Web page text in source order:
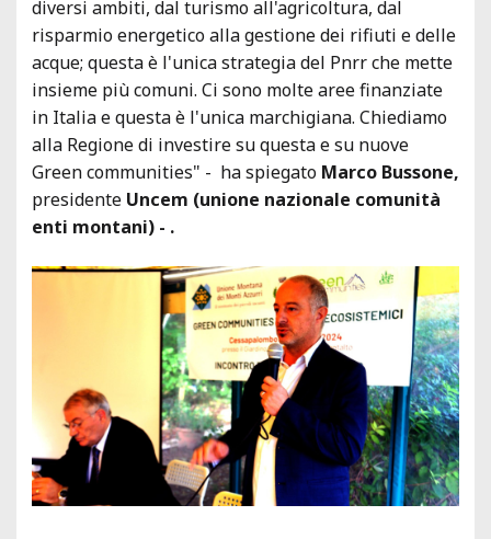
diversi ambiti, dal turismo all'agricoltura, dal
risparmio energetico alla gestione dei rifiuti e delle
acque; questa è l'unica strategia del Pnrr che mette
insieme più comuni. Ci sono molte aree finanziate
in Italia e questa è l'unica marchigiana. Chiediamo
alla Regione di investire su questa e su nuove
Green communities" - ha spiegato Marco Bussone,
presidente Uncem (unione nazionale comunità
enti montani) - .